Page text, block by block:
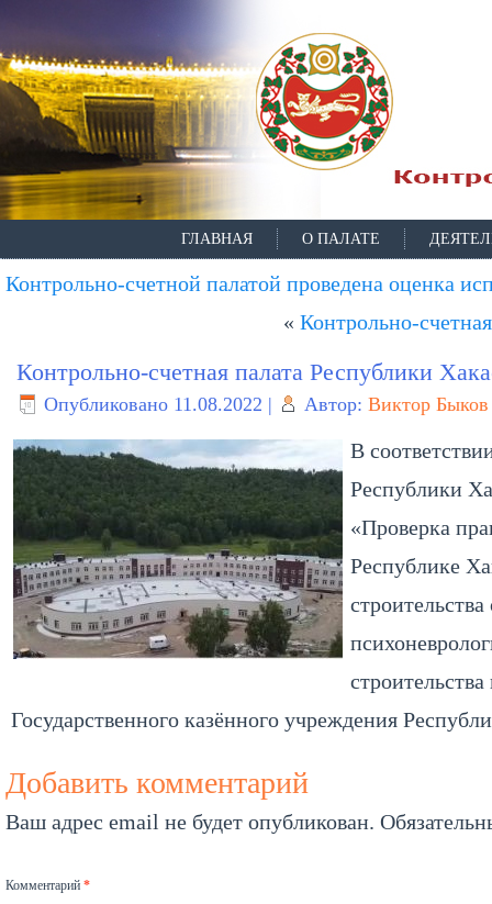
ГЛАВНАЯ О ПАЛАТЕ
Контрольно-счетной палатой проведена оценка
« Контрольно-
Контрольно-счетная палата Республики
Опубликовано 11.08.2022 | Автор: Виктор Быков
В
Республики
«Проверка
Республике
Государственного казённого учреждения
Добавить комментарий
Ваш адрес email не будет опубликован.
Комментарий *